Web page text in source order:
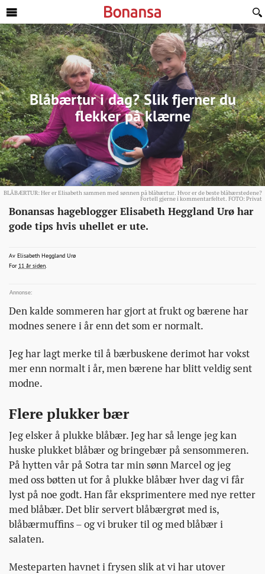
Blåbærtur i dag? Slik fjerner du
flekker på klærne
BLÅBÆRTUR: Her er Elisabeth sammen med sønnen på blåbærtur. Hvor er de beste blåbærstedene?
Fortell gjerne i kommentarfeltet. FOTO: Privat
Kommentar
http://bonansa.no/artikkel/blabaertur-
slik-
du-
flekker-
Bonansas hageblogger Elisabeth Heggland Urø har
gode tips hvis uhellet er ute.
Av Elisabeth Heggland Urøelisabethhegglanduro@bonansa.no
2015-08-23T06:00:53+00:00
2015-08-23T06:00:53+00:00
2015-08-22T10:16:39+00:00
For 11 år siden
Den kalde sommeren har gjort at frukt og bærene har
modnes senere i år enn det som er normalt.
Jeg har lagt merke til å bærbuskene derimot har vokst
mer enn normalt i år, men bærene har blitt veldig sent
modne.
Flere plukker bær
Jeg elsker å plukke blåbær. Jeg har så lenge jeg kan
huske plukket blåbær og bringebær på sensommeren.
På hytten vår på Sotra tar min sønn Marcel og jeg
med oss bøtten ut for å plukke blåbær hver dag vi får
lyst på noe godt. Han får eksprimentere med nye retter
med blåbær. Det blir servert blåbærgrøt med is,
blåbærmuffins – og vi bruker til og med blåbær i
salaten.
Mesteparten havnet i frysen slik at vi har utover